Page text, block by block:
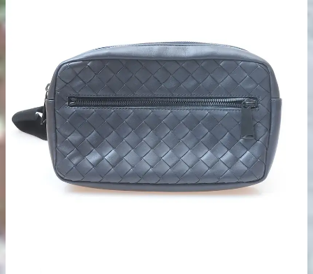
出張買取の
お申込み
宅配買取の
お申込み